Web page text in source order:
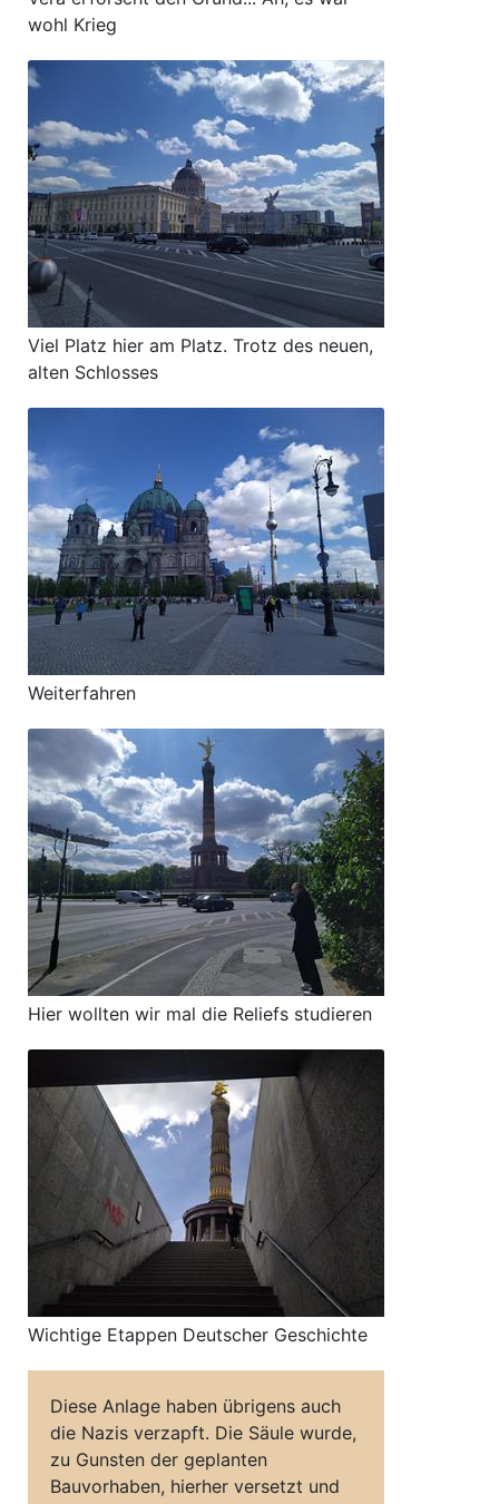
wohl Krieg
Viel Platz hier am Platz. Trotz des neuen,
alten Schlosses
Weiterfahren
Hier wollten wir mal die Reliefs studieren
Wichtige Etappen Deutscher Geschichte
Diese Anlage haben übrigens auch
die Nazis verzapft. Die Säule wurde,
zu Gunsten der geplanten
Bauvorhaben, hierher versetzt und